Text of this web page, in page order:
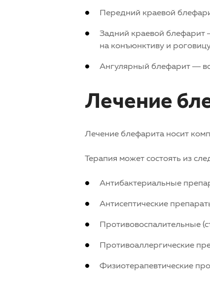
Передний краевой
Задний краевой блефарит
на конъюнктиву и
Ангулярный блефарит —
Лечение
Лечение блефарита носит
Терапия может состоять из
Антибактериальные
Антисептические
Противовоспалительные
Противоаллергические
Физиотерапевтические